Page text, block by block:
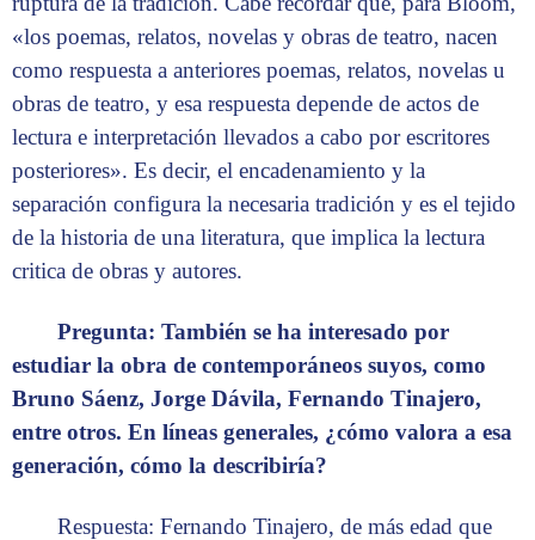
«los poemas, relatos, novelas y obras de teatro, nacen
como respuesta a anteriores poemas, relatos, novelas u
obras de teatro, y esa respuesta depende de actos de
lectura e interpretación llevados a cabo por escritores
posteriores». Es decir, el encadenamiento y la
separación configura la necesaria tradición y es el tejido
de la historia de una literatura, que implica la lectura
critica de obras y autores.
Pregunta: También se ha interesado por
estudiar la obra de contemporáneos suyos, como
Bruno Sáenz, Jorge Dávila, Fernando Tinajero,
entre otros. En líneas generales, ¿cómo valora a esa
generación, cómo la describiría?
Respuesta: Fernando Tinajero, de más edad que